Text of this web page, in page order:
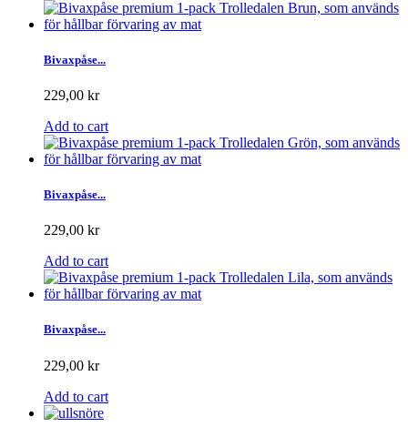
Bivaxpåse...
229,00 kr
Add to cart
Bivaxpåse...
229,00 kr
Add to cart
Bivaxpåse...
229,00 kr
Add to cart